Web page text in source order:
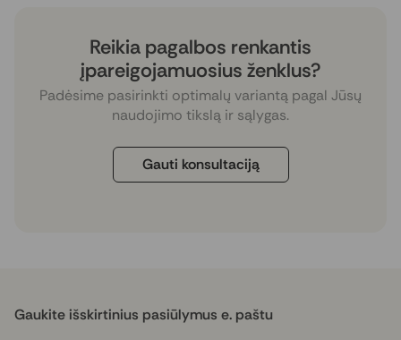
Reikia pagalbos renkantis
įpareigojamuosius ženklus?
Padėsime pasirinkti optimalų variantą pagal Jūsų
naudojimo tikslą ir sąlygas.
Gauti konsultaciją
Gaukite išskirtinius pasiūlymus e. paštu